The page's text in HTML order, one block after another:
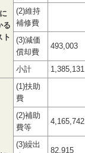
る
ト
(2)維持
補修費
(3)減価
償却費
493,003
小計 1,385,131
(1)扶助
費
(2)補助
費等
4,165,742
(3)繰出
82,915